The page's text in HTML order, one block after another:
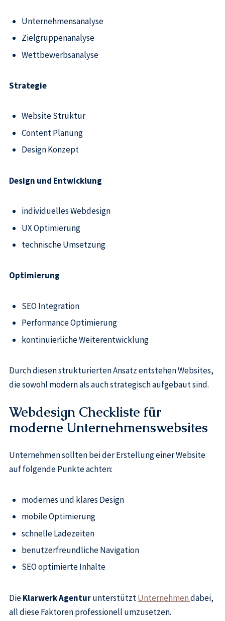
Unternehmensanalyse
Zielgruppenanalyse
Wettbewerbsanalyse
Strategie
Website Struktur
Content Planung
Design Konzept
Design und Entwicklung
individuelles Webdesign
UX Optimierung
technische Umsetzung
Optimierung
SEO Integration
Performance Optimierung
kontinuierliche Weiterentwicklung
Durch diesen strukturierten Ansatz entstehen Websites,
die sowohl modern als auch strategisch aufgebaut sind.
Webdesign Checkliste für
moderne Unternehmenswebsites
Unternehmen sollten bei der Erstellung einer Website
auf folgende Punkte achten:
modernes und klares Design
mobile Optimierung
schnelle Ladezeiten
benutzerfreundliche Navigation
SEO optimierte Inhalte
DieKlarwerk AgenturunterstütztUnternehmendabei,
all diese Faktoren professionell umzusetzen.